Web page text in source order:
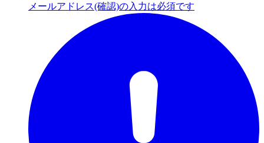
メールアドレス(確認)の入力は必須です